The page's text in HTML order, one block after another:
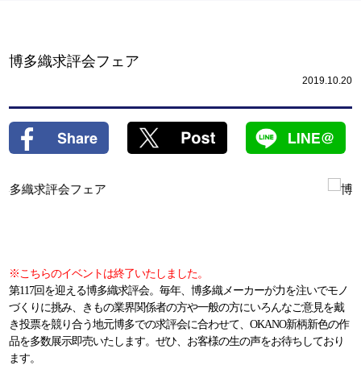
博多織求評会フェア
2019.10.20
※こちらのイベントは終了いたしました。
第117回を迎える博多織求評会。毎年、博多織メーカーが力を注いでモノ
づくりに挑み、きもの業界関係者の方や一般の方にいろんなご意見を戴
き投票を競り合う地元博多での求評会に合わせて、OKANO新柄新色の作
品を多数展示即売いたします。ぜひ、お客様の生の声をお待ちしており
ます。